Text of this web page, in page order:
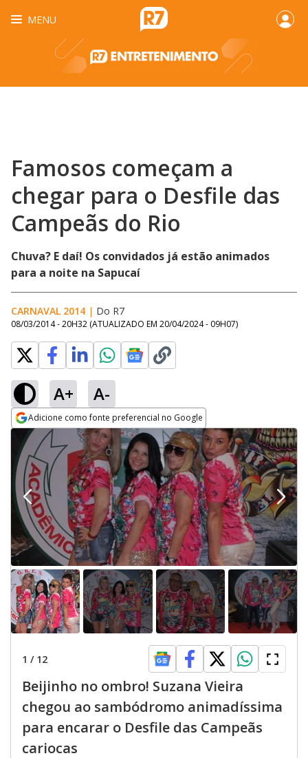
MENU
Famosos começam a
chegar para o Desfile das
Campeãs do Rio
Chuva? E daí! Os convidados já estão animados
para a noite na Sapucaí
CARNAVAL 2014 | Do R7
08/03/2014 - 20H32 (ATUALIZADO EM 20/04/2024 - 09H07)
A+ A-
Adicione como fonte preferencial no Google
Opens in new window
1 / 12
Beijinho no ombro! Suzana Vieira
chegou ao sambódromo animadíssima
para encarar o Desfile das Campeãs
cariocas